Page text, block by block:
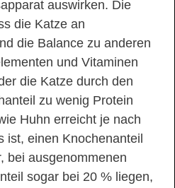
auswirken. Die
die Katze an
die Balance zu anderen
und Vitaminen
die Katze durch den
zu wenig Protein
Huhn erreicht je nach
ist, einen Knochenanteil
bei ausgenommenen
sogar bei 20 % liegen,